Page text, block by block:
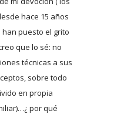
hace 15 años
puesto el grito
que lo sé: no
técnicas a sus
sobre todo
en propia
por qué